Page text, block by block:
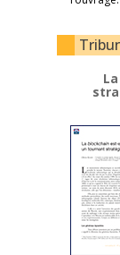
La